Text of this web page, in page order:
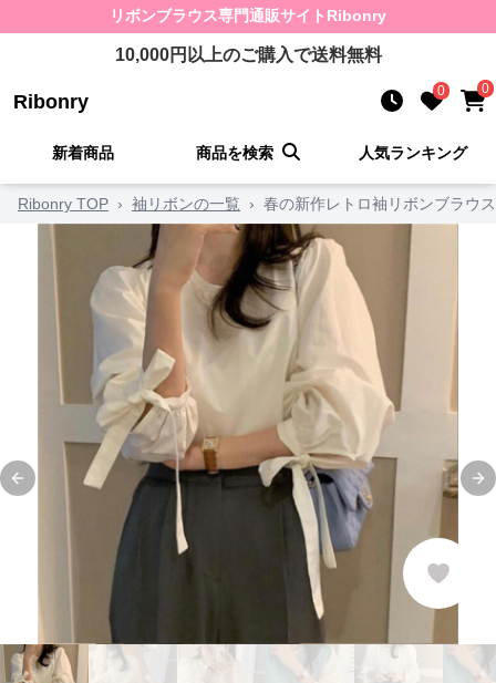
リボンブラウス専門通販サイト Ribonry
10,000円以上のご購入で送料無料
Ribonry 0 0
新着商品 商品を検索 人気ランキング
Ribonry TOP › 袖リボンの一覧 › 春の新作レトロ袖リボンブラウ
Previous slide